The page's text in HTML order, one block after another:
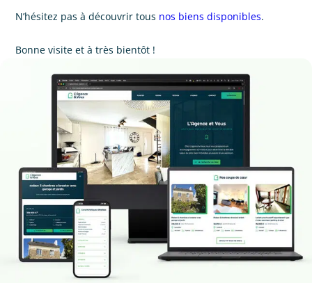
N’hésitez pas à découvrir tous nos biens disponibles.
Bonne visite et à très bientôt !